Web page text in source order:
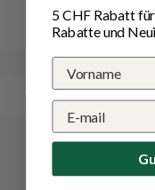
5 CHF Rabatt für
Rabatte und